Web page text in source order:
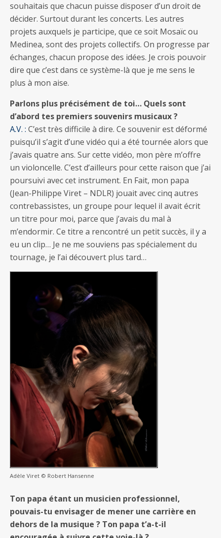
souhaitais que chacun puisse disposer d’un droit de
décider. Surtout durant les concerts. Les autres
projets auxquels je participe, que ce soit Mosaïc ou
Medinea, sont des projets collectifs. On progresse par
échanges, chacun propose des idées. Je crois pouvoir
dire que c’est dans ce système-là que je me sens le
plus à mon aise.
Parlons plus précisément de toi… Quels sont
d’abord tes premiers souvenirs musicaux ?
A.V. : C’est très difficile à dire. Ce souvenir est déformé
puisqu’il s’agit d’une vidéo qui a été tournée alors que
j’avais quatre ans. Sur cette vidéo, mon père m’offre
un violoncelle. C’est d’ailleurs pour cette raison que j’ai
poursuivi avec cet instrument. En Fait, mon papa
(Jean-Philippe Viret – NDLR) jouait avec cinq autres
contrebassistes, un groupe pour lequel il avait écrit
un titre pour moi, parce que j’avais du mal à
m’endormir. Ce titre a rencontré un petit succès, il y a
eu un clip… Je ne me souviens pas spécialement du
tournage, je l’ai découvert plus tard…
Adèle Viret © Robert Hansenne
Ton papa étant un musicien professionnel,
pouvais-tu envisager de mener une carrière en
dehors de la musique ? Ton papa t’a-t-il